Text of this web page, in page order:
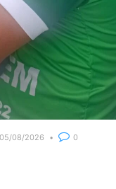
05/08/2026 0